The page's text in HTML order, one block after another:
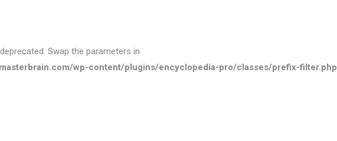
Swap the parameters in
wp-content/plugins/encyclopedia-pro/classes/prefix-filter.php